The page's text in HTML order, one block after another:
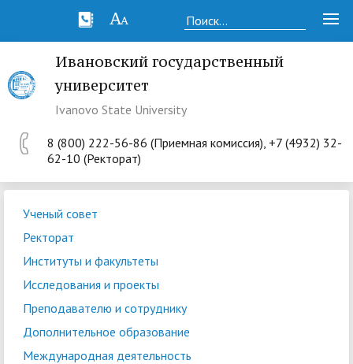
Ивановский государственный
университет
Ivanovo State University
8 (800) 222-56-86 (Приемная комиссия), +7 (4932) 32-
62-10 (Ректорат)
Ученый совет
Ректорат
Институты и факультеты
Исследования и проекты
Преподавателю и сотруднику
Дополнительное образование
Международная деятельность